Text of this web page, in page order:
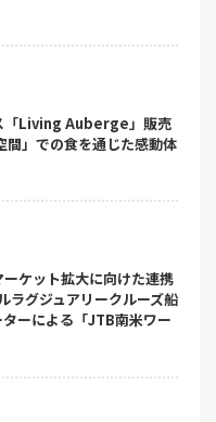
「Living Auberge」販売
間」での食を通じた感動体
ケット拡大に向けた連携
グジュアリークルーズ船
ーによる「JTB南米ワー